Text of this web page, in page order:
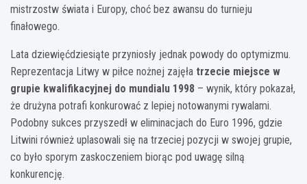
mistrzostw świata i Europy, choć bez awansu do turnieju
finałowego.
Lata dziewięćdziesiąte przyniosły jednak powody do optymizmu.
Reprezentacja Litwy w piłce nożnej zajęła trzecie miejsce w
grupie kwalifikacyjnej do mundialu 1998 – wynik, który pokazał,
że drużyna potrafi konkurować z lepiej notowanymi rywalami.
Podobny sukces przyszedł w eliminacjach do Euro 1996, gdzie
Litwini również uplasowali się na trzeciej pozycji w swojej grupie,
co było sporym zaskoczeniem biorąc pod uwagę silną
konkurencję.